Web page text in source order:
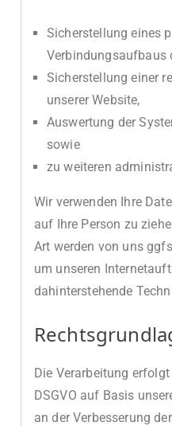
Sicherstellung eines
Verbindungsaufbaus
Sicherstellung einer
unserer Website,
Auswertung der
sowie
zu weiteren
Wir verwenden Ihre
auf Ihre Person zu
Art werden von uns
um unseren
dahinterstehende
Die Verarbeitung
DSGVO auf Basis
an der Verbesserung